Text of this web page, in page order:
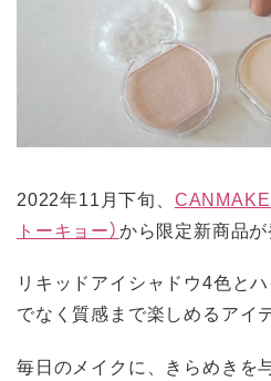
2022年11月下旬、 CANMAKE
トーキョー）から限定新商品が
リキッドアイシャドウ4色と
でなく質感まで楽しめるアイテ
毎日のメイクに、きらめきを